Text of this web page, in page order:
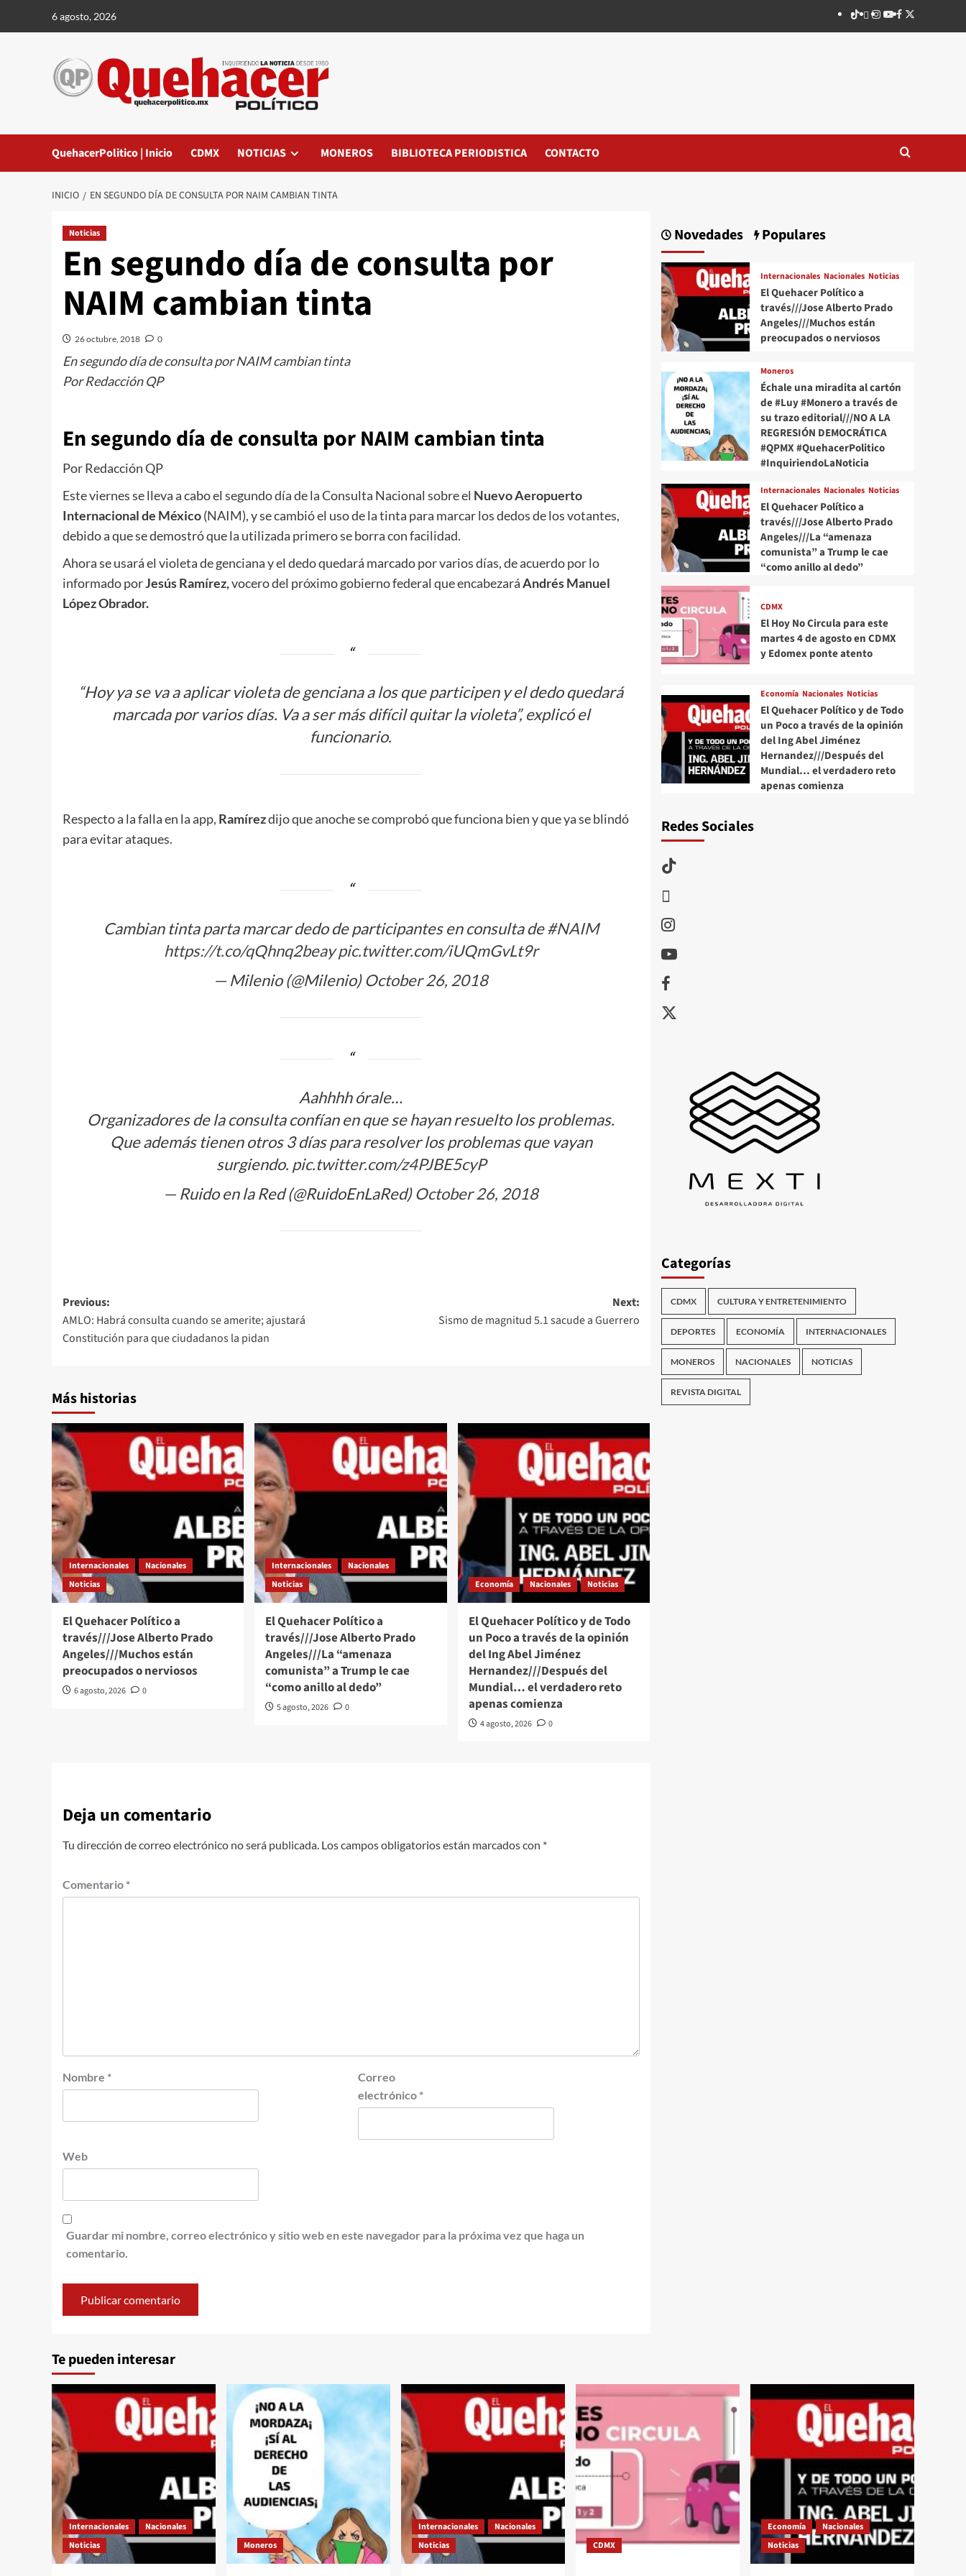
6 agosto, 2026 TikTok
threads
Instagram
Youtube
Facebook
X
QuehacerPolitico | Inicio CDMX NOTICIAS MONEROS BIBLIOTECA PERIODISTICA CONTACTO
INICIO EN SEGUNDO DÍA DE CONSULTA POR NAIM CAMBIAN TINTA
Noticias
En segundo día de consulta por
NAIM cambian tinta
26 octubre, 2018 0
En segundo día de consulta por NAIM cambian tinta
Por Redacción QP
En segundo día de consulta por NAIM cambian tinta
Por Redacción QP
Este viernes se lleva a cabo el segundo día de la Consulta Nacional sobre el Nuevo Aeropuerto
Internacional de México(NAIM), y se cambió el uso de la tinta para marcar los dedos de los votantes,
debido a que se demostró que la utilizada primero se borra con facilidad.
Ahora se usará el violeta de genciana y el dedo quedará marcado por varios días, de acuerdo por lo
informado porJesús Ramírez,vocero del próximo gobierno federal que encabezaráAndrés Manuel
López Obrador.
“Hoy ya se va a aplicar violeta de genciana a los que participen y el dedo quedará
marcada por varios días. Va a ser más difícil quitar la violeta”, explicó el
funcionario.
Respecto a la falla en la app, Ramírezdijo que anoche se comprobó que funciona bien y que ya se blindó
para evitar ataques.
Cambian tinta parta marcar dedo de participantes en consulta de#NAIM
https://t.co/qQhnq2beay pic.twitter.com/iUQmGvLt9r
— Milenio (@Milenio)October 26, 2018
Aahhhh órale…
Organizadores de la consulta confían en que se hayan resuelto los problemas.
Que además tienen otros 3 días para resolver los problemas que vayan
surgiendo. pic.twitter.com/z4PJBE5cyP
— Ruido en la Red (@RuidoEnLaRed)October 26, 2018
Post
navigation
Previous:
AMLO: Habrá consulta cuando se amerite; ajustará
Constitución para que ciudadanos la pidan
Next:
Sismo de magnitud 5.1 sacude a Guerrero
Más historias
Internacionales
Nacionales
Noticias
El Quehacer Político a
través///Jose Alberto Prado
Angeles///Muchos están
preocupados o nerviosos
6 agosto, 2026 0
Internacionales
Nacionales
Noticias
El Quehacer Político a
través///Jose Alberto Prado
Angeles///La “amenaza
comunista” a Trump le cae
“como anillo al dedo”
5 agosto, 2026 0
Economía Nacionales Noticias
El Quehacer Político y de Todo
un Poco a través de la opinión
del Ing Abel Jiménez
Hernandez///Después del
Mundial… el verdadero reto
apenas comienza
4 agosto, 2026 0
Deja un comentario
Tu dirección de correo electrónico no será publicada. Los campos obligatorios están marcados con *
Comentario *
Nombre *
Correo
electrónico *
Web
Guardar mi nombre, correo electrónico y sitio web en este navegador para la próxima vez que haga un
comentario.
Novedades Populares
Internacionales Nacionales Noticias
El Quehacer Político a
través///Jose Alberto Prado
Angeles///Muchos están
preocupados o nerviosos
Moneros
Échale una miradita al cartón
de #Luy #Monero a través de
su trazo editorial///NO A LA
REGRESIÓN DEMOCRÁTICA
#QPMX #QuehacerPolitico
#InquiriendoLaNoticia
Internacionales Nacionales Noticias
El Quehacer Político a
través///Jose Alberto Prado
Angeles///La “amenaza
comunista” a Trump le cae
“como anillo al dedo”
CDMX
El Hoy No Circula para este
martes 4 de agosto en CDMX
y Edomex ponte atento
Economía Nacionales Noticias
El Quehacer Político y de Todo
un Poco a través de la opinión
del Ing Abel Jiménez
Hernandez///Después del
Mundial… el verdadero reto
apenas comienza
Redes Sociales
TikTok
Instagram
Youtube
Facebook
X
Categorías
CDMX CULTURA Y ENTRETENIMIENTO
DEPORTES ECONOMÍA INTERNACIONALES
MONEROS NACIONALES NOTICIAS
REVISTA DIGITAL
Te pueden interesar
Internacionales
Nacionales
Noticias
Moneros
Internacionales
Nacionales
Noticias
CDMX
Economía
Nacionales
Noticias